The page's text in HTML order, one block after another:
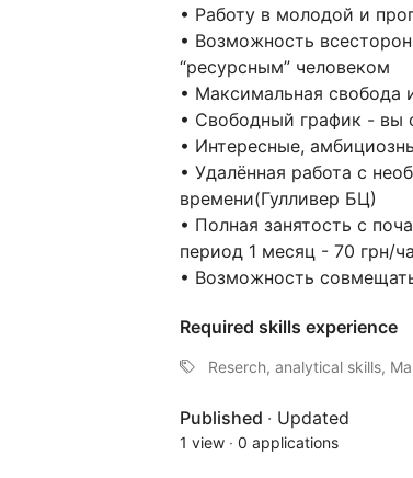
• Работу в молодой и
• Возможность
“ресурсным” человеком
• Максимальная свобода
• Свободный график - вы
• Интересные,
• Удалённая работа с
времени(Гулливер БЦ)
• Полная занятость с
период 1 месяц - 70 грн/
• Возможность
Required skills experience
Reserch, analytical skills,
Published · Updated
1 view · 0 applications